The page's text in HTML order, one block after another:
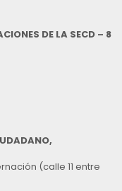
DE LA SECD – 8
(calle 11 entre